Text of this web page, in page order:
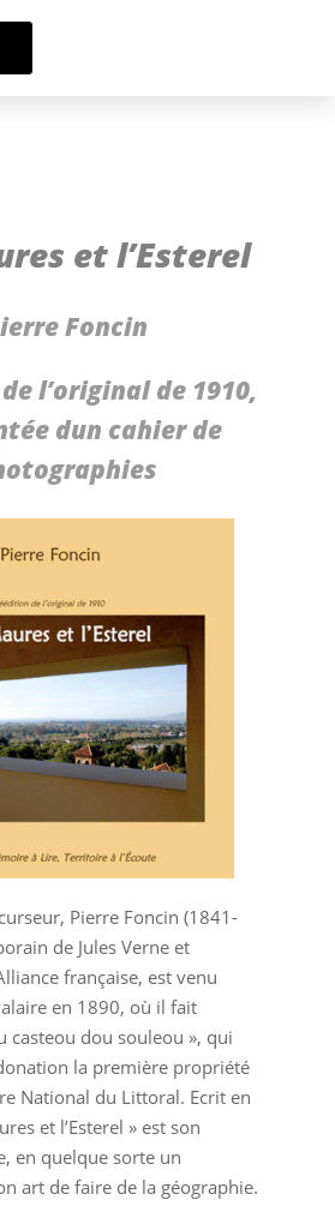
et l’Esterel
Foncin
l’original de 1910,
dun cahier de
Pierre Foncin (1841-
de Jules Verne et
française, est venu
en 1890, où il fait
casteou dou souleou », qui
la première propriété
National du Littoral. Ecrit en
et l’Esterel » est son
en quelque sorte un
art de faire de la géographie.